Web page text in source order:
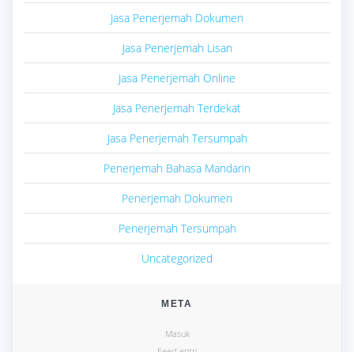
Jasa Penerjemah Dokumen
Jasa Penerjemah Lisan
Jasa Penerjemah Online
Jasa Penerjemah Terdekat
Jasa Penerjemah Tersumpah
Penerjemah Bahasa Mandarin
Penerjemah Dokumen
Penerjemah Tersumpah
Uncategorized
META
Masuk